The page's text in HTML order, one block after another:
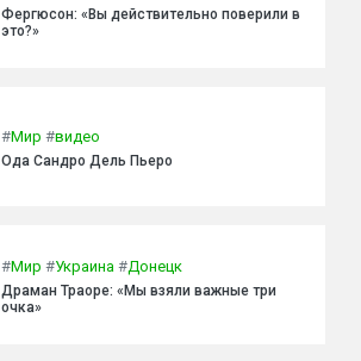
Фергюсон: «Вы действительно поверили в
это?»
#Мир #видео
Ода Сандро Дель Пьеро
#Мир #Украина #Донецк
Драман Траоре: «Мы взяли важные три
очка»